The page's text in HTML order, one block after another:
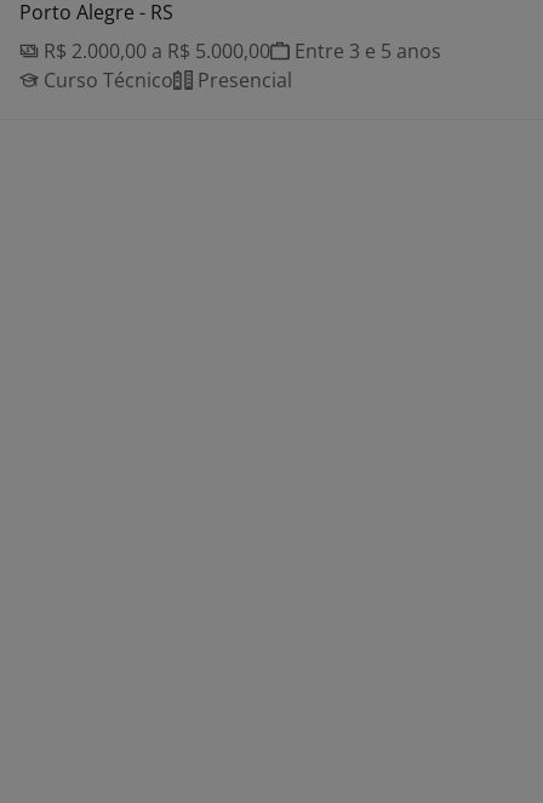
Porto Alegre - RS
R$ 2.000,00 a R$ 5.000,00
Entre 3 e 5 anos
Curso Técnico
Presencial